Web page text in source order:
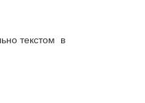
текстом в